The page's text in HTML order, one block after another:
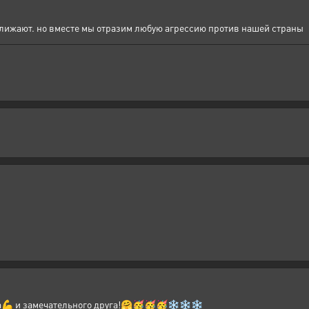
но вместе мы отразим любую агрессию против нашей страны
и замечательного друга!🤗🥳🥳🥳❄❄❄